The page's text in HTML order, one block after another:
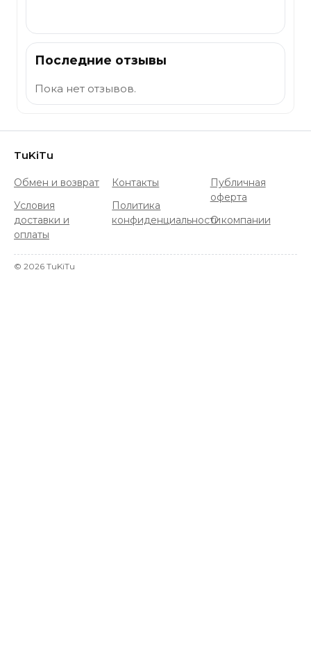
Последние отзывы
Пока нет отзывов.
TuKiTu
Обмен и возврат
Условия
доставки и
оплаты
Контакты
Политика
конфиденциальности
Публичная
оферта
О компании
© 2026 TuKiTu